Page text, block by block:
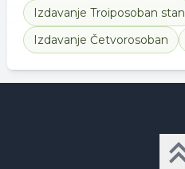
Izdavanje Troiposoban stan
Izdavanje Četvorosoban